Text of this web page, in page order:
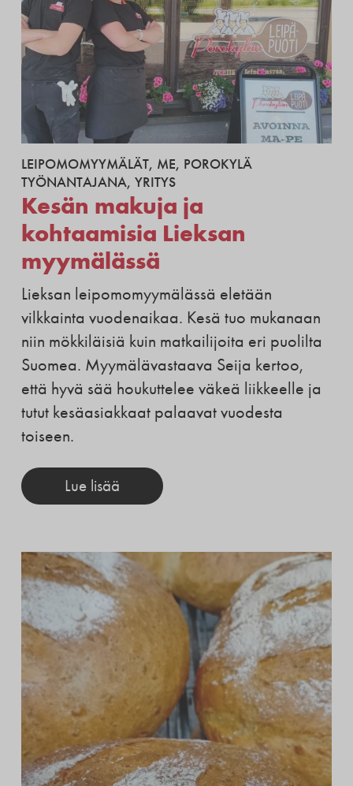
LEIPOMOMYYMÄLÄT, ME, POROKYLÄ
TYÖNANTAJANA, YRITYS
Kesän makuja ja
kohtaamisia Lieksan
myymälässä
Lieksan leipomomyymälässä eletään
vilkkainta vuodenaikaa. Kesä tuo mukanaan
niin mökkiläisiä kuin matkailijoita eri puolilta
Suomea. Myymälävastaava Seija kertoo,
että hyvä sää houkuttelee väkeä liikkeelle ja
tutut kesäasiakkaat palaavat vuodesta
toiseen.
Lue lisää